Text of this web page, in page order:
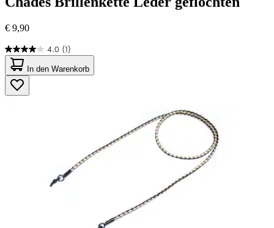
€ 9,90
4.0 (1)
4.0
von
5
Sternen.
1
In den Warenkorb